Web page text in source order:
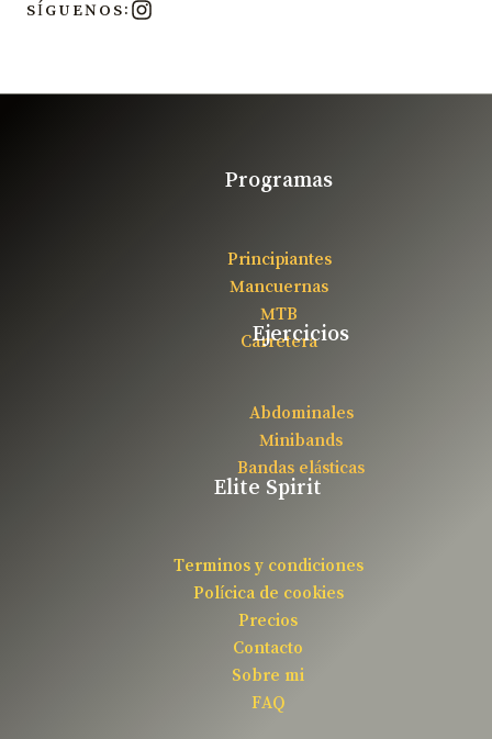
SÍGUENOS:
Programas
Principiantes
Mancuernas
MTB
Carretera
Ejercicios
Abdominales
Minibands
Bandas elásticas
Elite Spirit
Terminos y condiciones
Polícica de cookies
Precios
Contacto
Sobre mi
FAQ